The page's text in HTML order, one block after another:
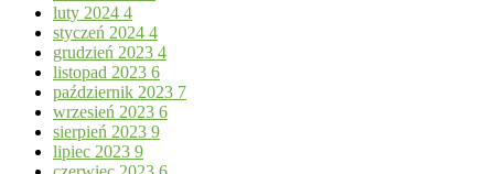
luty 2024 4
styczeń 2024 4
grudzień 2023 4
listopad 2023 6
październik 2023 7
wrzesień 2023 6
sierpień 2023 9
lipiec 2023 9